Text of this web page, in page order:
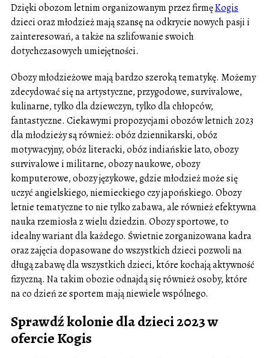
Dzięki obozom letnim organizowanym przez firmęKogis
dzieci oraz młodzież mają szansę na odkrycie nowych pasji i
zainteresowań, a także na szlifowanie swoich
dotychczasowych umiejętności.
Obozy młodzieżowe mają bardzo szeroką tematykę. Możemy
zdecydować się na artystyczne, przygodowe, survivalowe,
kulinarne, tylko dla dziewczyn, tylko dla chłopców,
fantastyczne. Ciekawymi propozycjami obozów letnich 2023
dla młodzieży są również: obóz dziennikarski, obóz
motywacyjny, obóz literacki, obóz indiańskie lato, obozy
survivalowe i militarne, obozy naukowe, obozy
komputerowe, obozy językowe, gdzie młodzież może się
uczyć angielskiego, niemieckiego czy japońskiego. Obozy
letnie tematyczne to nie tylko zabawa, ale również efektywna
nauka rzemiosła z wielu dziedzin. Obozy sportowe, to
idealny wariant dla każdego. Świetnie zorganizowana kadra
oraz zajęcia dopasowane do wszystkich dzieci pozwoli na
długą zabawę dla wszystkich dzieci, które kochają aktywność
fizyczną. Na takim obozie odnajdą się również osoby, które
na co dzień ze sportem mają niewiele wspólnego.
Sprawdź kolonie dla dzieci 2023 w
ofercie Kogis